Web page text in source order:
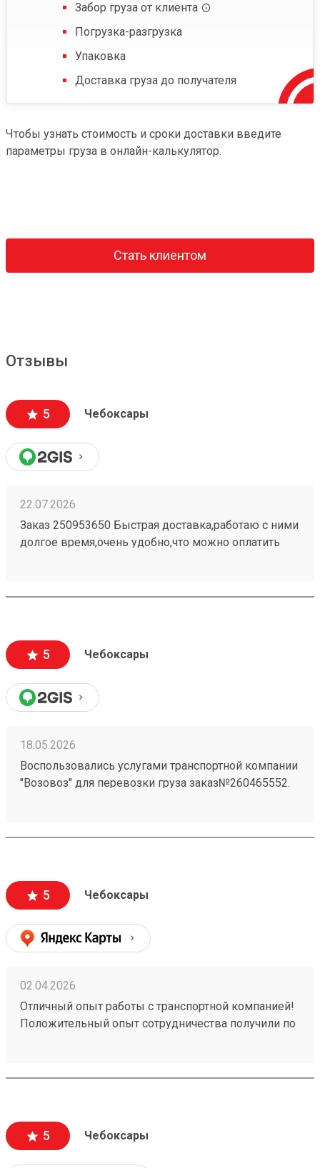
Забор груза от клиента
Погрузка-разгрузка
Упаковка
Доставка груза до получателя
Чтобы узнать стоимость и сроки доставки введите
параметры груза в онлайн-калькулятор.
Стать клиентом
Отзывы
5 Чебоксары
22.07.2026
Заказ 250953650 Быстрая доставка,работаю с ними
долгое время,очень удобно,что можно оплатить
для распаковки
5 Чебоксары
18.05.2026
Воспользовались услугами транспортной компании
"Возовоз" для перевозки груза заказ№260465552.
доставлен точно в оговоренные сроки.
5 Чебоксары
02.04.2026
Отличный опыт работы с транспортной компанией!
Положительный опыт сотрудничества получили по
качеством предоставляемых услуг. Рекомендуем
сервис.
5 Чебоксары